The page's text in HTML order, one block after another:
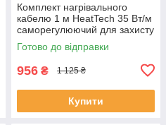
Комплект нагрівального
кабелю 1 м HeatTech 35 Вт/м
саморегулюючий для захисту
труб водостоку даху
Готово до відправки
956 ₴ 1 125 ₴
Купити